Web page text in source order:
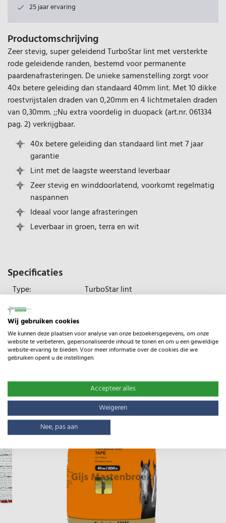
25 jaar ervaring
Productomschrijving
Zeer stevig, super geleidend TurboStar lint met versterkte
rode geleidende randen, bestemd voor permanente
paardenafrasteringen. De unieke samenstelling zorgt voor
40x betere geleiding dan standaard 40mm lint. Met 10 dikke
roestvrijstalen draden van 0,20mm en 4 lichtmetalen draden
van 0,30mm. ;;Nu extra voordelig in duopack (art.nr. 061334
pag. 2) verkrijgbaar.
40x betere geleiding dan standaard lint met 7 jaar
garantie
Lint met de laagste weerstand leverbaar
Zeer stevig en winddoorlatend, voorkomt regelmatig
naspannen
Ideaal voor lange afrasteringen
Leverbaar in groen, terra en wit
Specificaties
Type:
TurboStar lint
Gewicht:
Lengte:
200m
Gerelateerde producten
Wij gebruiken cookies
We kunnen deze plaatsen voor analyse van onze bezoekersgegevens, om onze
website te verbeteren, gepersonaliseerde inhoud te tonen en om u een geweldige
website-ervaring te bieden. Voor meer informatie over de cookies die we
gebruiken opent u de instellingen.
Accepteer alles
Weigeren
Nee, pas aan